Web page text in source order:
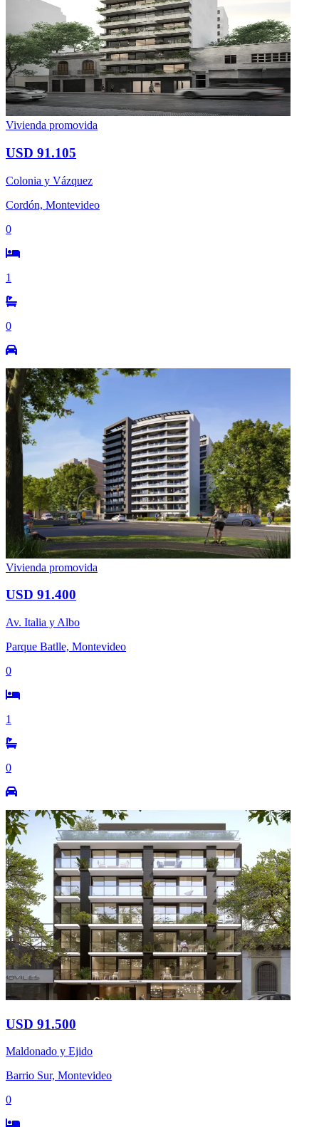
Vivienda promovida
USD 91.105
Colonia y Vázquez
Cordón, Montevideo
0
1
0
Vivienda promovida
USD 91.400
Av. Italia y Albo
Parque Batlle, Montevideo
0
1
0
USD 91.500
Maldonado y Ejido
Barrio Sur, Montevideo
0